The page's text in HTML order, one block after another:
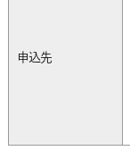
申込先